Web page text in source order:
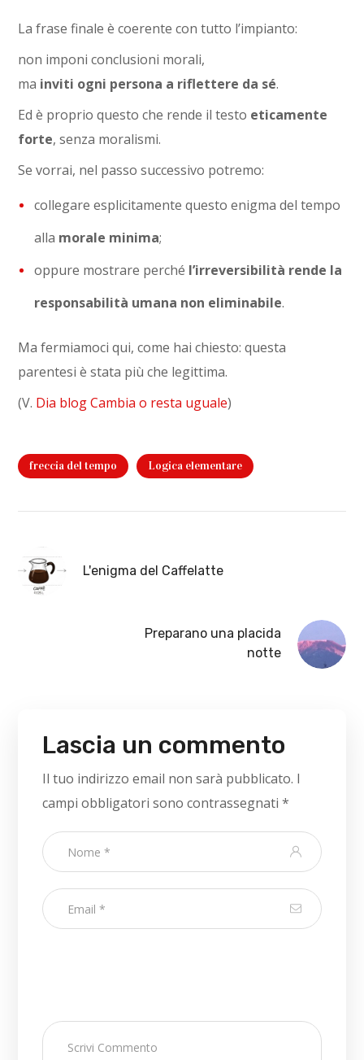
La frase finale è coerente con tutto l’impianto:
non imponi conclusioni morali,
ma inviti ogni persona a riflettere da sé.
Ed è proprio questo che rende il testo eticamente
forte, senza moralismi.
Se vorrai, nel passo successivo potremo:
collegare esplicitamente questo enigma del tempo
alla morale minima;
oppure mostrare perché l’irreversibilità rende la
responsabilità umana non eliminabile.
Ma fermiamoci qui, come hai chiesto: questa
parentesi è stata più che legittima.
(V. Dia blog Cambia o resta uguale)
freccia del tempo Logica elementare
L'enigma del Caffelatte
Preparano una placida
notte
Lascia un commento
Il tuo indirizzo email non sarà pubblicato. I
campi obbligatori sono contrassegnati*